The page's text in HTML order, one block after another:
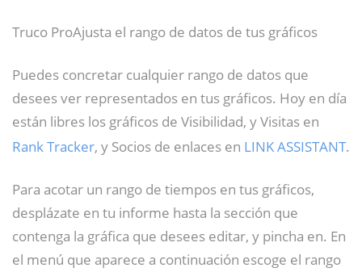
Truco ProAjusta el rango de datos de tus gráficos
Puedes concretar cualquier rango de datos que
desees ver representados en tus gráficos. Hoy en día
están libres los gráficos de Visibilidad, y Visitas en
Rank Tracker, y Socios de enlaces en LINK ASSISTANT.
Para acotar un rango de tiempos en tus gráficos,
desplázate en tu informe hasta la sección que
contenga la gráfica que desees editar, y pincha en. En
el menú que aparece a continuación escoge el rango